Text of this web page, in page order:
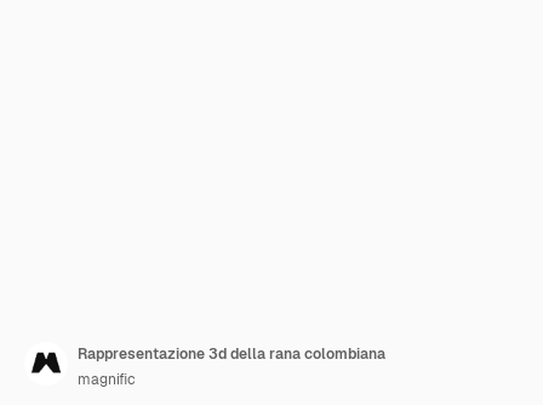
Rappresentazione 3d della rana colombiana
magnific